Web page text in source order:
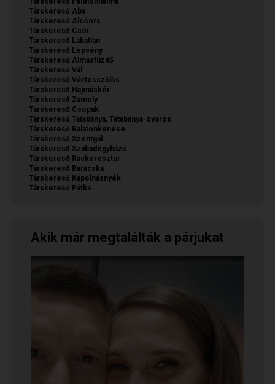
Társkereső Aba
Társkereső Alsóörs
Társkereső Csór
Társkereső Lábatlan
Társkereső Lepsény
Társkereső Almásfüzitő
Társkereső Vál
Társkereső Vértesszőlős
Társkereső Hajmáskér
Társkereső Zámoly
Társkereső Csopak
Társkereső Tatabánya, Tatabánya-óváros
Társkereső Balatonkenese
Társkereső Szentgál
Társkereső Szabadegyháza
Társkereső Ráckeresztúr
Társkereső Baracska
Társkereső Kápolnásnyék
Társkereső Pátka
Akik már megtalálták a párjukat